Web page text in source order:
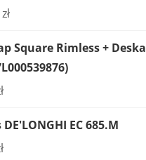
zł
Square Rimless + Deska
EC 685.M